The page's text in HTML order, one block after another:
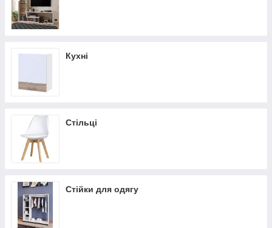
Кухні
Стільці
Стійки для одягу